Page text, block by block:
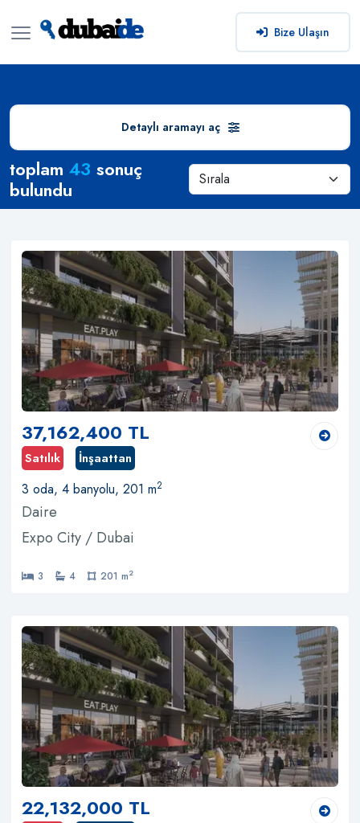
Bize Ulaşın
Arama SonuçlarıDetaylı aramayı aç
toplam 43 sonuç
bulundu
37,162,400 TL
Satılık İnşaattan
3 oda, 4 banyolu, 201 m2
Daire
Expo City / Dubai
3 4 201 m2
22,132,000 TL